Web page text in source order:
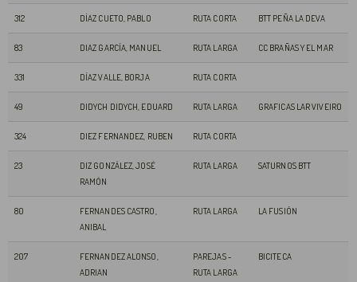
312 DÍAZ CUETO, PABLO RUTA CORTA BTT PEÑA LA DEVA
83 DIAZ GARCÍA, MANUEL RUTA LARGA CC BRAÑAS Y EL MAR
331 DÍAZ VALLE, BORJA RUTA CORTA
49 DIDYCH DIDYCH, EDUARD RUTA LARGA GRAFICAS LAR VIVEIRO
324 DIEZ FERNANDEZ, RUBEN RUTA CORTA
23
DIZ GONZÁLEZ, JOSÉ
RAMÓN
RUTA LARGA SATURNOS BTT
80
FERNANDES CASTRO,
ANIBAL
RUTA LARGA LA FUSIÓN
207
FERNANDEZ ALONSO,
ADRIAN
PAREJAS -
RUTA LARGA
BICITECA